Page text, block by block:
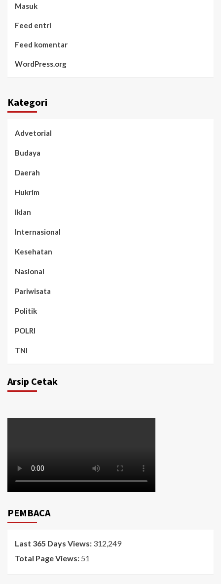
Masuk
Feed entri
Feed komentar
WordPress.org
Kategori
Advetorial
Budaya
Daerah
Hukrim
Iklan
Internasional
Kesehatan
Nasional
Pariwisata
Politik
POLRI
TNI
Arsip Cetak
PEMBACA
Last 365 Days Views: 312,249
Total Page Views: 51